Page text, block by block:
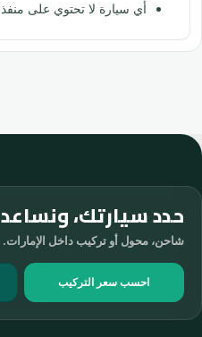
أي سيارة لا تحتوي على منفذ Tesla US / NACS
حدد سيارتك،
شاحن، محول أو تركيب داخل الإمارات.
احسب سعر التركيب